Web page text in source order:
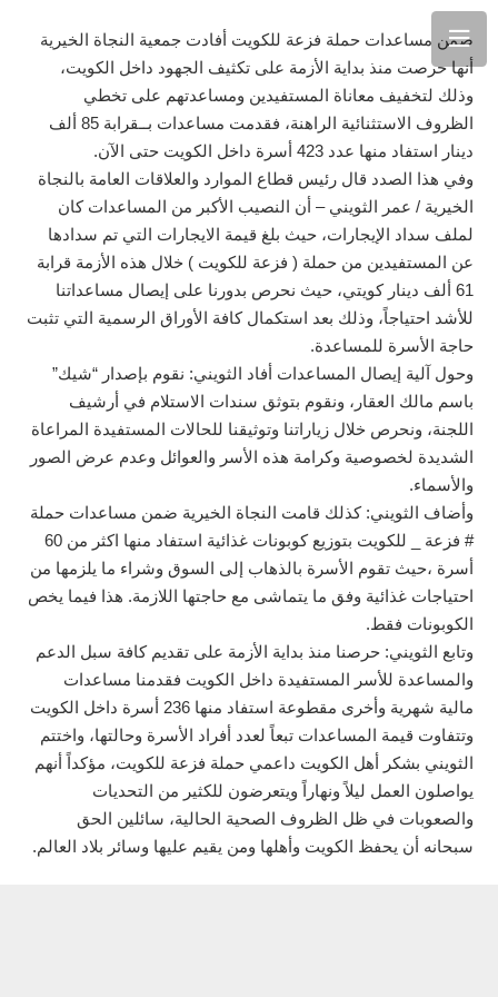
ضمن مساعدات حملة فزعة للكويت أفادت جمعية النجاة الخيرية
أنها حرصت منذ بداية الأزمة على تكثيف الجهود داخل الكويت،
وذلك لتخفيف معاناة المستفيدين ومساعدتهم على تخطي
الظروف الاستثنائية الراهنة، فقدمت مساعدات بــقرابة 85 ألف
دينار استفاد منها عدد 423 أسرة داخل الكويت حتى الآن.
وفي هذا الصدد قال رئيس قطاع الموارد والعلاقات العامة بالنجاة
الخيرية / عمر الثويني – أن النصيب الأكبر من المساعدات كان
لملف سداد الإيجارات، حيث بلغ قيمة الايجارات التي تم سدادها
عن المستفيدين من حملة ( فزعة للكويت ) خلال هذه الأزمة قرابة
61 ألف دينار كويتي، حيث نحرص بدورنا على إيصال مساعداتنا
للأشد احتياجاً، وذلك بعد استكمال كافة الأوراق الرسمية التي تثبت
حاجة الأسرة للمساعدة.
وحول آلية إيصال المساعدات أفاد الثويني: نقوم بإصدار “شيك”
باسم مالك العقار، ونقوم بتوثق سندات الاستلام في أرشيف
اللجنة، ونحرص خلال زياراتنا وتوثيقنا للحالات المستفيدة المراعاة
الشديدة لخصوصية وكرامة هذه الأسر والعوائل وعدم عرض الصور
والأسماء.
وأضاف الثويني: كذلك قامت النجاة الخيرية ضمن مساعدات حملة
# فزعة _ للكويت بتوزيع كوبونات غذائية استفاد منها اكثر من 60
أسرة ،حيث تقوم الأسرة بالذهاب إلى السوق وشراء ما يلزمها من
احتياجات غذائية وفق ما يتماشى مع حاجتها اللازمة. هذا فيما يخص
الكوبونات فقط.
وتابع الثويني: حرصنا منذ بداية الأزمة على تقديم كافة سبل الدعم
والمساعدة للأسر المستفيدة داخل الكويت فقدمنا مساعدات
مالية شهرية وأخرى مقطوعة استفاد منها 236 أسرة داخل الكويت
وتتفاوت قيمة المساعدات تبعاً لعدد أفراد الأسرة وحالتها، واختتم
الثويني بشكر أهل الكويت داعمي حملة فزعة للكويت، مؤكداً أنهم
يواصلون العمل ليلاً ونهاراً ويتعرضون للكثير من التحديات
والصعوبات في ظل الظروف الصحية الحالية، سائلين الحق
سبحانه أن يحفظ الكويت وأهلها ومن يقيم عليها وسائر بلاد العالم.